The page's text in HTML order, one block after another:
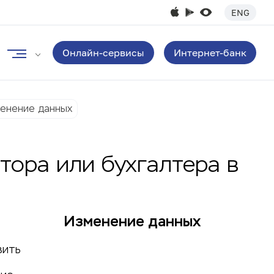
ENG
Онлайн-сервисы Интернет-банк
данных
или бухгалтера в
Изменение данных